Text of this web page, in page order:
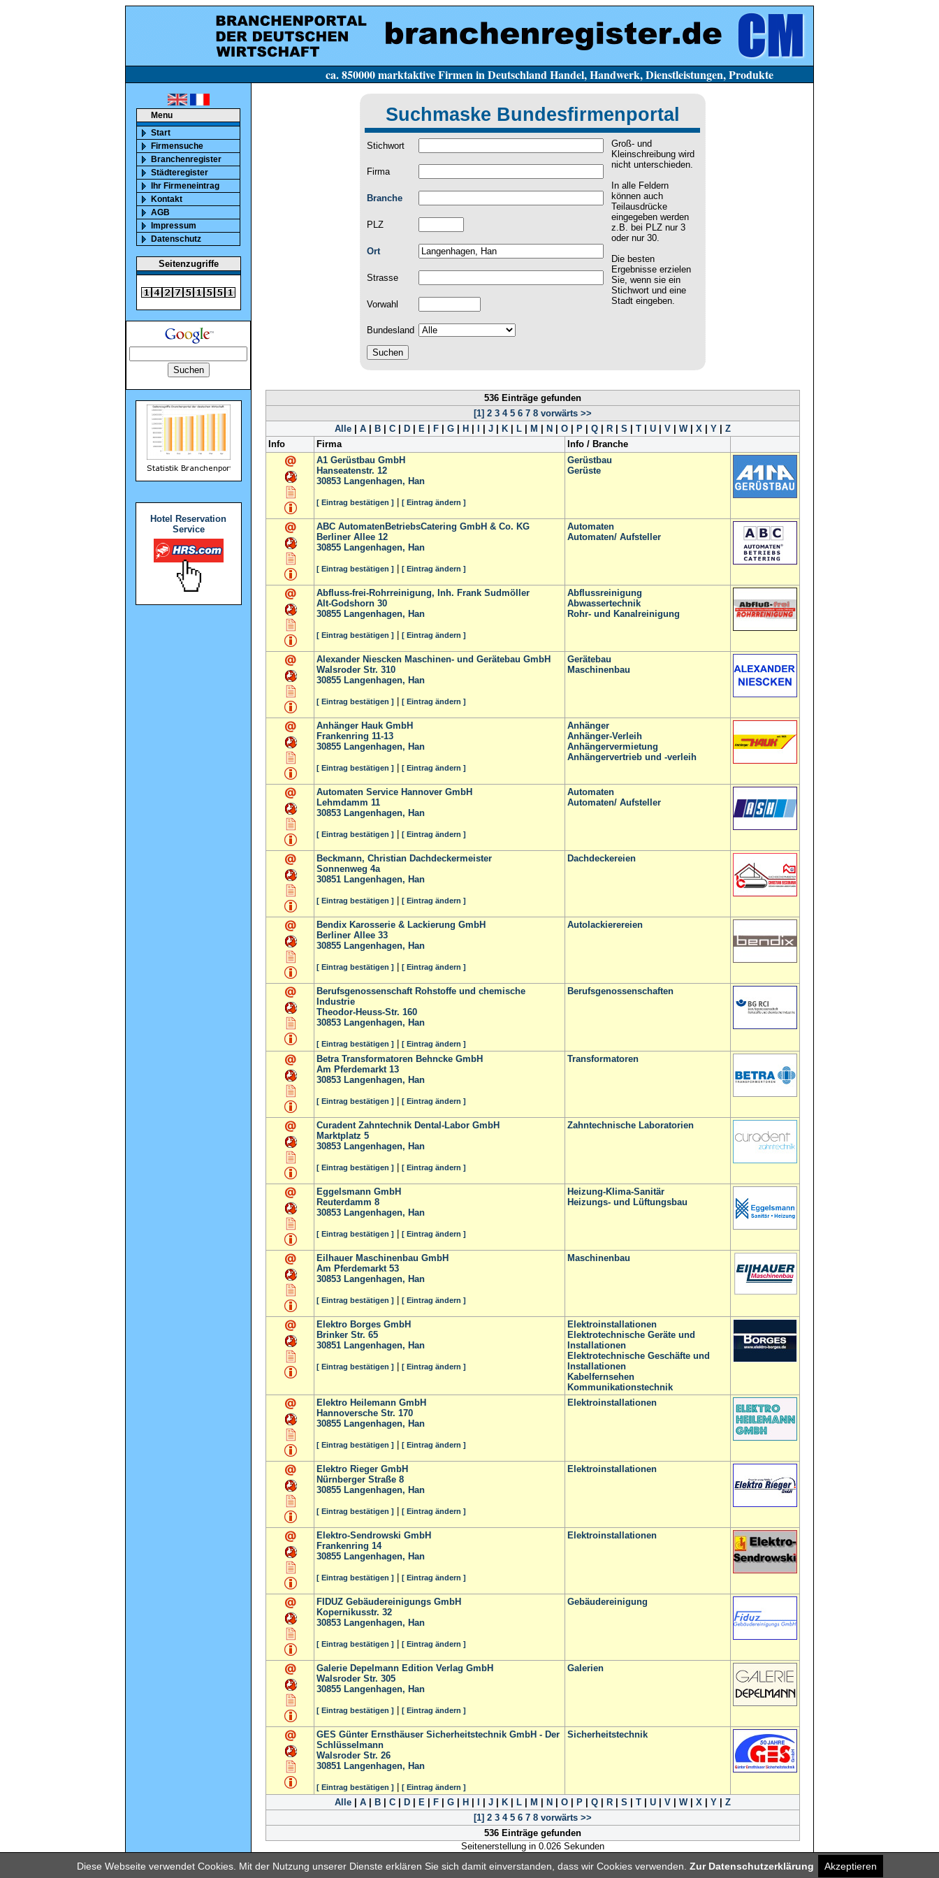
Diese Webseite verwendet Cookies. Mit der Nutzung unserer Dienste erklären Sie sich damit einverstanden, dass wir Cookies verwenden. Zur Datenschutzerklärung Akzeptieren
ca. 850000 marktaktive Firmen in Deutschland Handel, Handwerk, Dienstleistungen, Produkte
Menu
Start
Firmensuche
Branchenregister
Städteregister
Ihr Firmeneintrag
Kontakt
AGB
Impressum
Datenschutz
Seitenzugriffe
Hotel Reservation
Service
Suchmaske Bundesfirmenportal
Stichwort
Groß- und
Kleinschreibung wird
nicht unterschieden.
In alle Feldern
können auch
Teilausdrücke
eingegeben werden
z.B. bei PLZ nur 3
oder nur 30.
Die besten
Ergebnisse erzielen
Sie, wenn sie ein
Stichwort und eine
Stadt eingeben.
Firma
Branche
PLZ
Ort
Strasse
Vorwahl
Bundesland
536 Einträge gefunden
[1] 2 3 4 5 6 7 8vorwärts >>
Alle| A| B| C| D| E| F| G| H J| K| L| M N O| P| Q| R| S T| U| V| W| X| Y| Z
Info
Firma
Info / Branche
A1 Gerüstbau GmbH
Hanseatenstr. 12
30853 Langenhagen, Han
[ Eintrag bestätigen ] [ Eintrag ändern ]
Gerüstbau
Gerüste
ABC AutomatenBetriebsCatering GmbH & Co. KG
Berliner Allee 12
30855 Langenhagen, Han
[ Eintrag bestätigen ] [ Eintrag ändern ]
Automaten
Automaten/ Aufsteller
Abfluss-frei-Rohrreinigung, Inh. Frank Sudmöller
Alt-Godshorn 30
30855 Langenhagen, Han
[ Eintrag bestätigen ] [ Eintrag ändern ]
Abflussreinigung
Abwassertechnik
Rohr- und Kanalreinigung
Alexander Niescken Maschinen- und Gerätebau GmbH
Walsroder Str. 310
30855 Langenhagen, Han
[ Eintrag bestätigen ] [ Eintrag ändern ]
Gerätebau
Maschinenbau
Anhänger Hauk GmbH
Frankenring 11-13
30855 Langenhagen, Han
[ Eintrag bestätigen ] [ Eintrag ändern ]
Anhänger
Anhänger-Verleih
Anhängervermietung
Anhängervertrieb und -verleih
Automaten Service Hannover GmbH
Lehmdamm 11
30853 Langenhagen, Han
[ Eintrag bestätigen ] [ Eintrag ändern ]
Automaten
Automaten/ Aufsteller
Beckmann, Christian Dachdeckermeister
Sonnenweg 4a
30851 Langenhagen, Han
[ Eintrag bestätigen ] [ Eintrag ändern ]
Dachdeckereien
Bendix Karosserie & Lackierung GmbH
Berliner Allee 33
30855 Langenhagen, Han
[ Eintrag bestätigen ] [ Eintrag ändern ]
Autolackierereien
Berufsgenossenschaft Rohstoffe und chemische
Industrie
Theodor-Heuss-Str. 160
30853 Langenhagen, Han
[ Eintrag bestätigen ] [ Eintrag ändern ]
Berufsgenossenschaften
Betra Transformatoren Behncke GmbH
Am Pferdemarkt 13
30853 Langenhagen, Han
[ Eintrag bestätigen ] [ Eintrag ändern ]
Transformatoren
Curadent Zahntechnik Dental-Labor GmbH
Marktplatz 5
30853 Langenhagen, Han
[ Eintrag bestätigen ] [ Eintrag ändern ]
Zahntechnische Laboratorien
Eggelsmann GmbH
Reuterdamm 8
30853 Langenhagen, Han
[ Eintrag bestätigen ] [ Eintrag ändern ]
Heizung-Klima-Sanitär
Heizungs- und Lüftungsbau
Eilhauer Maschinenbau GmbH
Am Pferdemarkt 53
30853 Langenhagen, Han
[ Eintrag bestätigen ] [ Eintrag ändern ]
Maschinenbau
Elektro Borges GmbH
Brinker Str. 65
30851 Langenhagen, Han
[ Eintrag bestätigen ] [ Eintrag ändern ]
Elektroinstallationen
Elektrotechnische Geräte und
Installationen
Elektrotechnische Geschäfte und
Installationen
Kabelfernsehen
Kommunikationstechnik
Elektro Heilemann GmbH
Hannoversche Str. 170
30855 Langenhagen, Han
[ Eintrag bestätigen ] [ Eintrag ändern ]
Elektroinstallationen
Elektro Rieger GmbH
Nürnberger Straße 8
30855 Langenhagen, Han
[ Eintrag bestätigen ] [ Eintrag ändern ]
Elektroinstallationen
Elektro-Sendrowski GmbH
Frankenring 14
30855 Langenhagen, Han
[ Eintrag bestätigen ] [ Eintrag ändern ]
Elektroinstallationen
FIDUZ Gebäudereinigungs GmbH
Kopernikusstr. 32
30853 Langenhagen, Han
[ Eintrag bestätigen ] [ Eintrag ändern ]
Gebäudereinigung
Galerie Depelmann Edition Verlag GmbH
Walsroder Str. 305
30855 Langenhagen, Han
[ Eintrag bestätigen ] [ Eintrag ändern ]
Galerien
GES Günter Ernsthäuser Sicherheitstechnik GmbH - Der
Schlüsselmann
Walsroder Str. 26
30851 Langenhagen, Han
[ Eintrag bestätigen ] [ Eintrag ändern ]
Sicherheitstechnik
Alle| A| B| C| D| E| F| G| H J| K| L| M N O| P| Q| R| S T| U| V| W| X| Y| Z
[1] 2 3 4 5 6 7 8vorwärts >>
536 Einträge gefunden
Seitenerstellung in 0.026 Sekunden